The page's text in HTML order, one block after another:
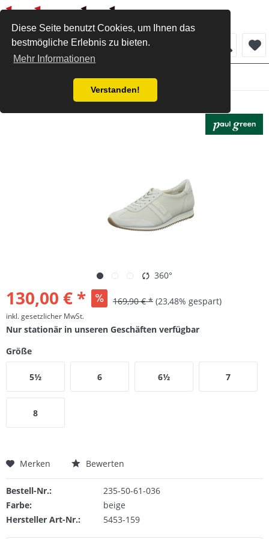
Diese Seite benutzt Cookies, um Ihnen das
bestmögliche Erlebnis zu bieten.
Mehr Informationen
Verstanden!
Menü
Paul Green Sneaker ivory biscuit
360°
130,00 € * 169,90 € * (23,48% gespart)
inkl. gesetzlicher MwSt.
Nur stationär in unseren Geschäften verfügbar
Größe
5½ 6 6½ 7
8
Merken Bewerten
Bestell-Nr.:
235-50-61-036
Farbe:
beige
Hersteller Art-Nr.:
5453-159